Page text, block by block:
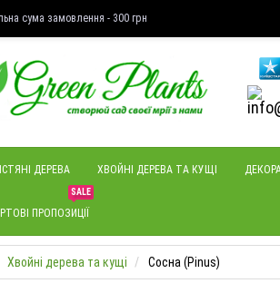
сума замовлення - 300 грн
ДЕРЕВА ХВОЙНІ ДЕРЕВА ТА КУЩІ
SALE
ПРОПОЗИЦІЇ
Хвойні дерева та кущі Сосна (Pinus)